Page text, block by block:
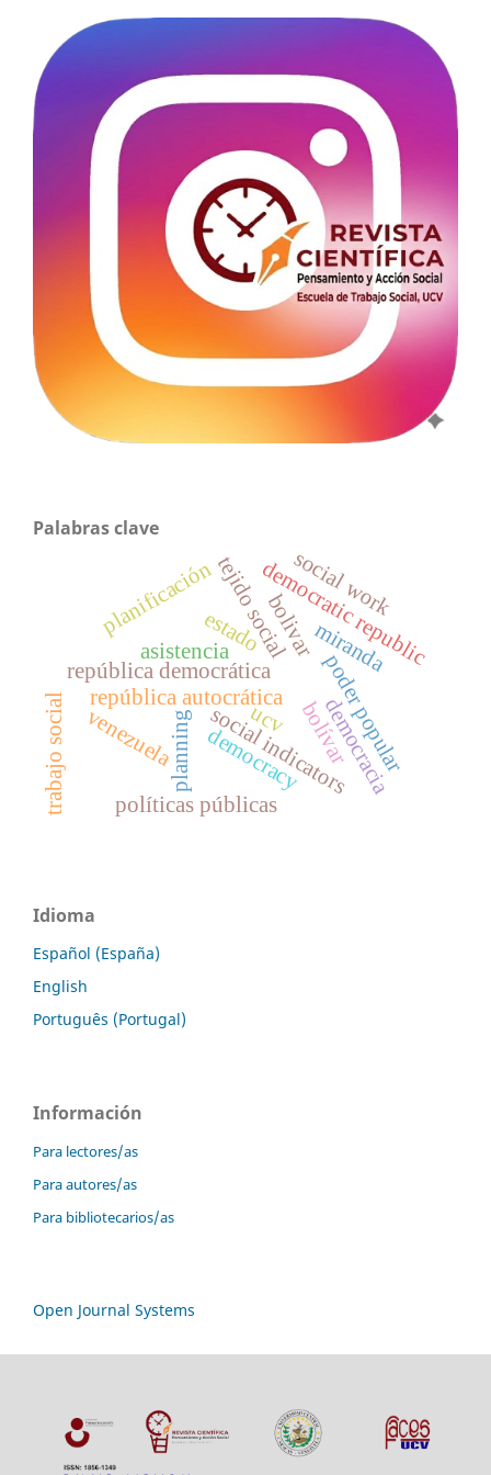
Palabras clave
miranda
bolívar
república democrática
república autocrática
bolivar
democratic republic
poder popular
tejido social
trabajo social
planificación
social indicators
planning
social work
políticas públicas
estado
venezuela ucv democracia
democracy
asistencia
Idioma
Español (España)
English
Português (Portugal)
Información
Para lectores/as
Para autores/as
Para bibliotecarios/as
Open Journal Systems